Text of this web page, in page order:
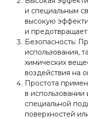
и специальным
высокую
и
Безопасность:
использования,
химических
воздействия на
Простота
в
специальной
поверхностей